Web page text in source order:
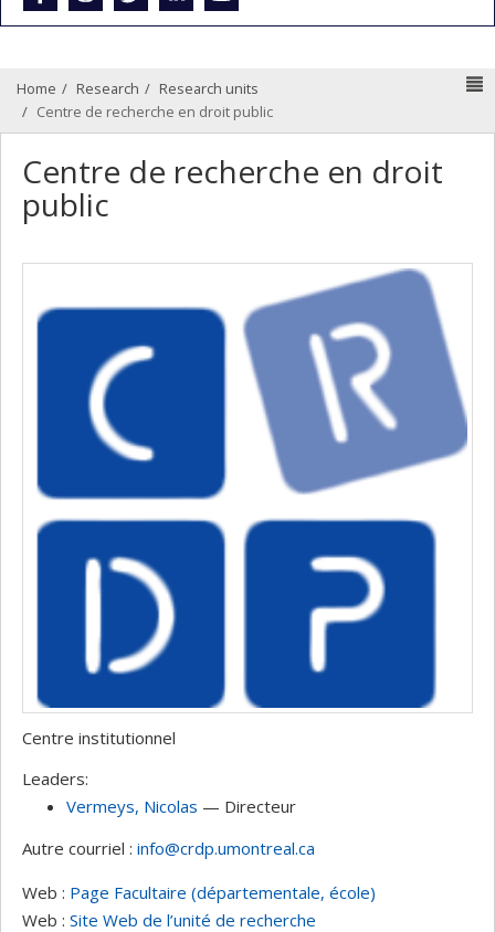
Home Research
Research units
Centre de recherche en droit public
Centre de recherche en droit
public
Centre institutionnel
Leaders:
Vermeys, Nicolas — Directeur
Autre courriel : info@crdp.umontreal.ca
Web : Page Facultaire (départementale, école)
Web : Site Web de l’unité de recherche